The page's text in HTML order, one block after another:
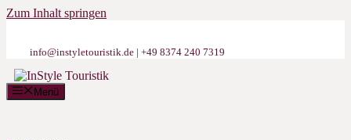
Zum Inhalt springen
info@instyletouristik.de | +49 8374 240 7319
Menü